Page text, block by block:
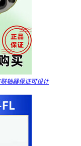
轴器保证可设计